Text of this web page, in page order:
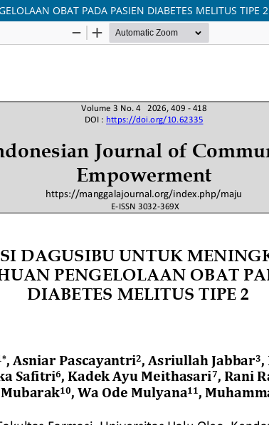
OBAT PADA PASIEN DIABETES MELITUS TIPE 2